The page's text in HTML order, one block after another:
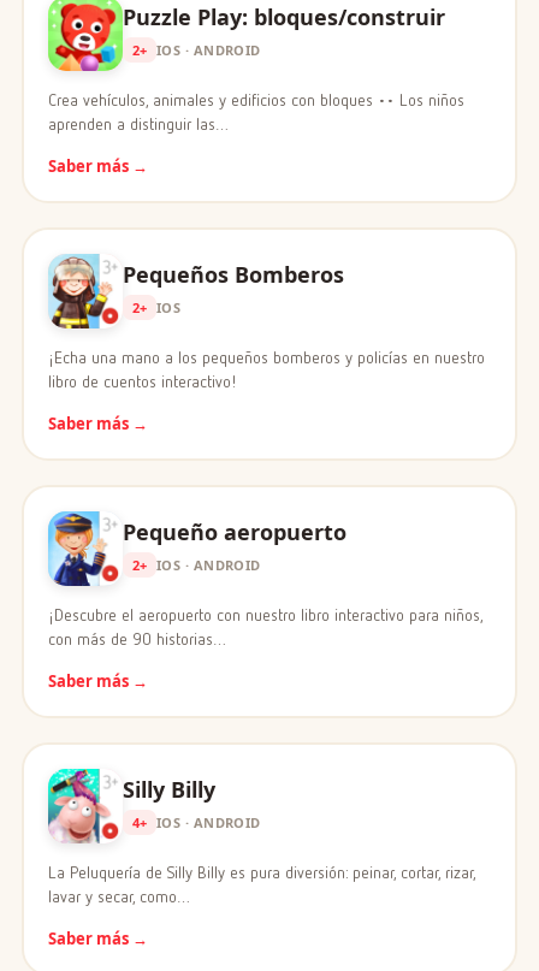
Puzzle Play: bloques/construir
2+ IOS · ANDROID
Crea vehículos, animales y edificios con bloques •• Los niños
aprenden a distinguir las…
Saber más →
Pequeños Bomberos
2+ IOS
¡Echa una mano a los pequeños bomberos y policías en nuestro
libro de cuentos interactivo!
Saber más →
Pequeño aeropuerto
2+ IOS · ANDROID
¡Descubre el aeropuerto con nuestro libro interactivo para niños,
con más de 90 historias…
Saber más →
Silly Billy
4+ IOS · ANDROID
La Peluquería de Silly Billy es pura diversión: peinar, cortar, rizar,
lavar y secar, como…
Saber más →